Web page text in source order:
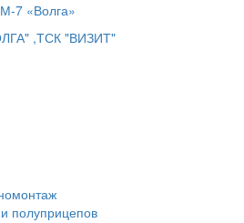
7 «Волга»
,ТСК "ВИЗИТ"
полуприцепов